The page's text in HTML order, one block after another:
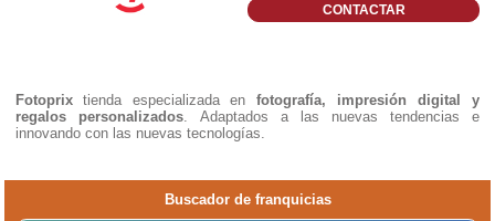
CONTACTAR
Fotoprix tienda especializada en fotografía, impresión digital y
regalos personalizados . Adaptados a las nuevas tendencias e
innovando con las nuevas tecnologías.
Buscador de franquicias